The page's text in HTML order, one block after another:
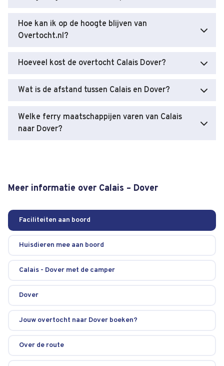
Hoe kan ik op de hoogte blijven van
Overtocht.nl?
Hoeveel kost de overtocht Calais Dover?
Wat is de afstand tussen Calais en Dover?
Welke ferry maatschappijen varen van Calais
naar Dover?
Meer informatie over Calais – Dover
Faciliteiten aan boord
Huisdieren mee aan boord
Calais - Dover met de camper
Dover
Jouw overtocht naar Dover boeken?
Over de route